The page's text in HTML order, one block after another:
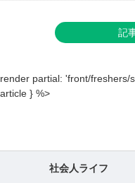
記
render partial: 'front/freshers/
article } %>
社会人ライフ